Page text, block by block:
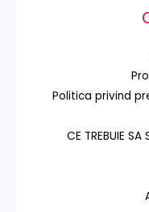
Politica privind
CE TREBUIE SA